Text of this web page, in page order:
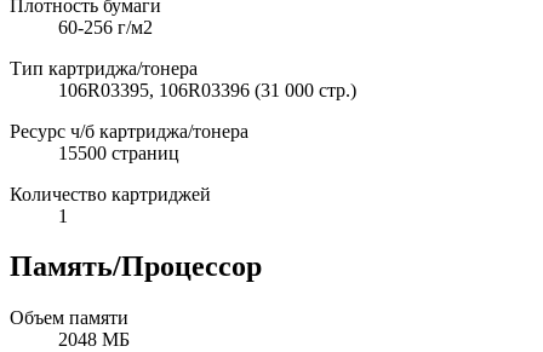
Плотность бумаги
60-256 г/м2
Тип картриджа/тонера
106R03395, 106R03396 (31 000 стр.)
Ресурс ч/б картриджа/тонера
15500 страниц
Количество картриджей
1
Память/Процессор
Объем памяти
2048 МБ